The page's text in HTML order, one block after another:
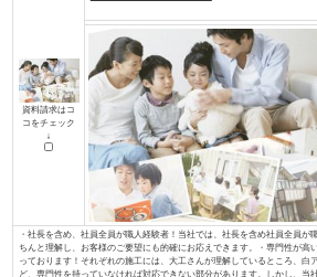
資料請求はコ
コをチェック